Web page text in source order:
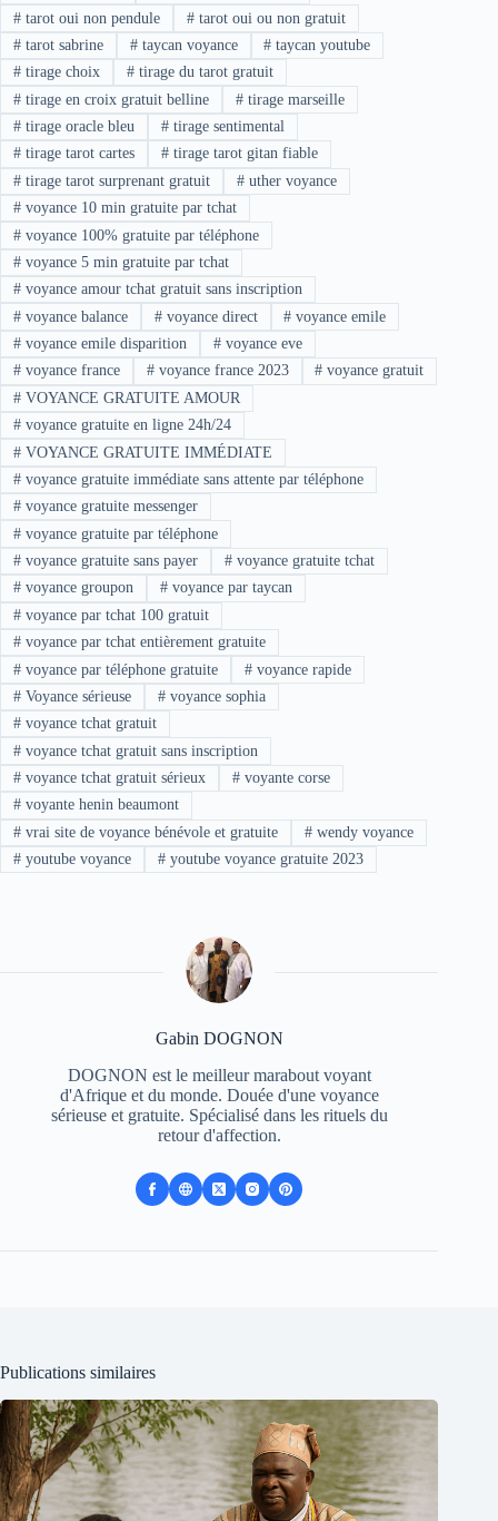
#tarot oui non pendule #tarot oui ou non gratuit
#tarot sabrine #taycan voyance # taycan youtube
#tirage choix #tirage du tarot gratuit
#tirage en croix gratuit belline #tirage marseille
#tirage oracle bleu #tirage sentimental
#tirage tarot cartes #tirage tarot gitan fiable
#tirage tarot surprenant gratuit #uther voyance
#voyance 10 min gratuite par tchat
#voyance 100% gratuite par téléphone
#voyance 5 min gratuite par tchat
#voyance amour tchat gratuit sans inscription
#voyance balance #voyance direct # voyance emile
#voyance emile disparition #voyance eve
#voyance france #voyance france 2023 # voyance gratuit
#VOYANCE GRATUITE AMOUR
#voyance gratuite en ligne 24h/24
#VOYANCE GRATUITE IMMÉDIATE
#voyance gratuite immédiate sans attente par téléphone
#voyance gratuite messenger
#voyance gratuite par téléphone
#voyance gratuite sans payer #voyance gratuite tchat
#voyance groupon #voyance par taycan
#voyance par tchat 100 gratuit
#voyance par tchat entièrement gratuite
#voyance par téléphone gratuite #voyance rapide
#Voyance sérieuse #voyance sophia
#voyance tchat gratuit
#voyance tchat gratuit sans inscription
#voyance tchat gratuit sérieux #voyante corse
#voyante henin beaumont
#vrai site de voyance bénévole et gratuite #wendy voyance
#youtube voyance #youtube voyance gratuite 2023
Gabin DOGNON
DOGNON est le meilleur marabout voyant
d'Afrique et du monde. Douée d'une voyance
sérieuse et gratuite. Spécialisé dans les rituels du
retour d'affection.
Publications similaires